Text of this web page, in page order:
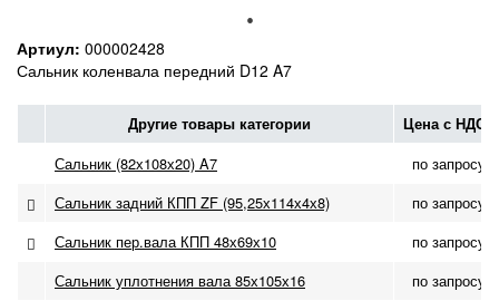
Артиул: 000002428
Сальник коленвала передний D12 A7
Другие товары категории Цена с НДС
Сальник (82х108х20) A7
по запросу
Сальник задний КПП ZF (95,25х114х4х8)
по запросу
Сальник пер.вала КПП 48х69х10
по запросу
Сальник уплотнения вала 85х105х16
по запросу